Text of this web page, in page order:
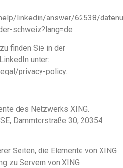
linkedin/answer/62538/
schweiz?lang=de
finden Sie in der
unter:
privacy-policy.
des Netzwerks XING.
Dammtorstraße 30, 20354
Seiten, die Elemente von XING
zu Servern von XING